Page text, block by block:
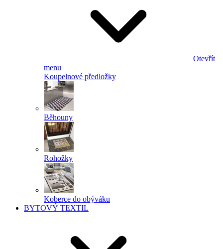
Otevřít
menu
Koupelnové předložky
Běhouny
Rohožky
Koberce do obýváku
BYTOVÝ TEXTIL